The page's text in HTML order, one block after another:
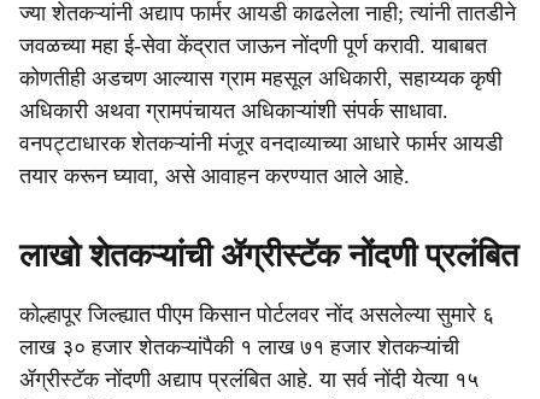
ज्या शेतकऱ्यांनी अद्याप फार्मर आयडी काढलेला नाही; त्यांनी तातडीने
जवळच्या महा ई-सेवा केंद्रात जाऊन नोंदणी पूर्ण करावी. याबाबत
कोणतीही अडचण आल्यास ग्राम महसूल अधिकारी, सहाय्यक कृषी
अधिकारी अथवा ग्रामपंचायत अधिकाऱ्यांशी संपर्क साधावा.
वनपट्टाधारक शेतकऱ्यांनी मंजूर वनदाव्याच्या आधारे फार्मर आयडी
तयार करून घ्यावा, असे आवाहन करण्यात आले आहे.
लाखो शेतकऱ्यांची ॲग्रीस्टॅक नोंदणी प्रलंबित
कोल्हापूर जिल्ह्यात पीएम किसान पोर्टलवर नोंद असलेल्या सुमारे ६
लाख ३० हजार शेतकऱ्यांपैकी १ लाख ७१ हजार शेतकऱ्यांची
ॲग्रीस्टॅक नोंदणी अद्याप प्रलंबित आहे. या सर्व नोंदी येत्या १५